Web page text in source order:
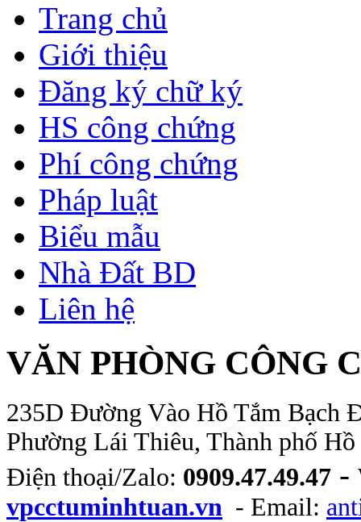
Trang chủ
Giới thiệu
Đăng ký chữ ký
HS công chứng
Phí công chứng
Pháp luật
Biểu mẫu
Nhà Đất BD
Liên hệ
VĂN PHÒNG CÔNG
235D Đường Vào Hồ Tắm Bạch
Phường Lái Thiêu, Thành phố
Điện thoại/Zalo: 0909.47.49.47 -
vpcctuminhtuan.vn - Email: